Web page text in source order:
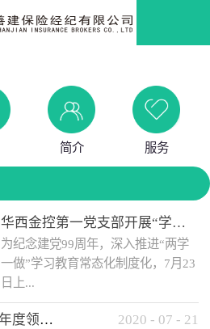
简介 服务
华西金控第一党支部开展“学党史 知党情 做合格党员”主题教育工作会
为纪念建党99周年，深入推进“两学
一做”学习教育常态化制度化，7月23
日上...
华西保险经纪召开2019年度领导班子述职考核工作会 2020 - 07 - 21